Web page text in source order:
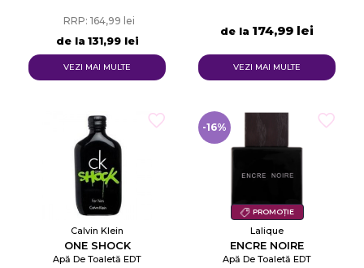
de la
RRP: 164,99 lei
131,99 lei
VEZI MAI MULTE
de la 174,99 lei
VEZI MAI MULTE
Calvin Klein
ONE SHOCK
Apă De Toaletă EDT
PROMOȚIE
-16%
Lalique
ENCRE NOIRE
Apă De Toaletă EDT